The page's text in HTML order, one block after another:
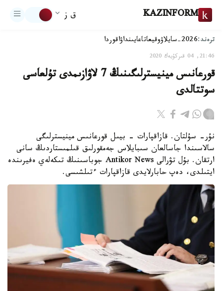
KAZINFORM ق ز
ترەند:2026-سايلاۋ وقيعاتاعايىنداۋاقوردا
21:46, 04 قىركۇيەك 2020
قورعانىس مينيسترلىگىنىڭ 7 لاۋازىمدى تۇلعاسى
سوتتالدى
نۇر- سۇلتان. قازاقپارات - بيىل قورعانىس مينيسترلىگى
سالاسىندا جاسالعان سىبايلاس جەمقورلىق قىلمىستاردىڭ سانى
ارتقان. بۇل تۋرالى Antikor News جوباسىنىڭ تىكەلەي ەفيرىندە
ايتىلدى، دەپ حابارلايدى قازاقپارات ءتىلشىسى.